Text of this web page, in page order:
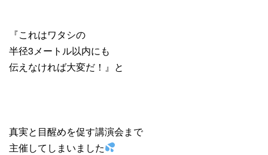
『これはワタシの
半径3メートル以内にも
伝えなければ大変だ！』と
真実と目醒めを促す講演会まで
主催してしまいました